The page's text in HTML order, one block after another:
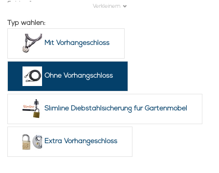
Schlaufen.
Verkleinern
Typ wählen:
Mit Vorhängeschloss
Ohne Vorhangschloss
Slimline Diebstahlsicherung für Gartenmöbel
Extra Vorhängeschloss